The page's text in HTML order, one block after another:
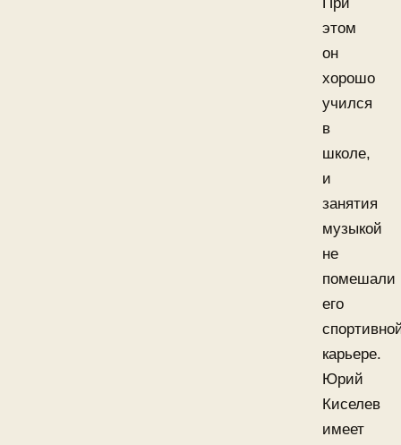
этом
он
хорошо
учился
в
школе,
и
занятия
музыкой
не
помешали
его
карьере.
Юрий
Киселев
имеет